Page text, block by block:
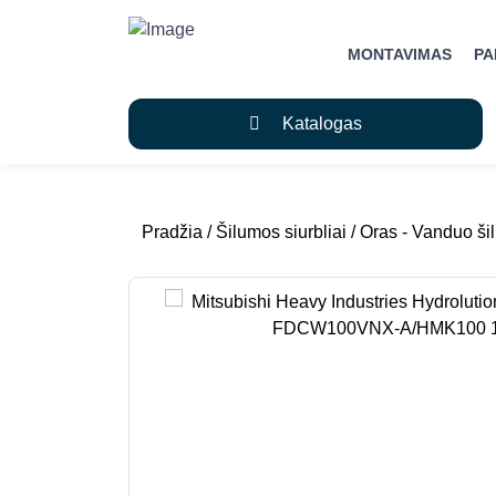
MONTAVIMAS
Katalogas
Pradžia / Šilumos siurbliai /Oras - Vanduo